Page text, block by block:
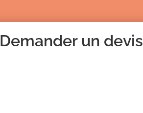
Demander un devis